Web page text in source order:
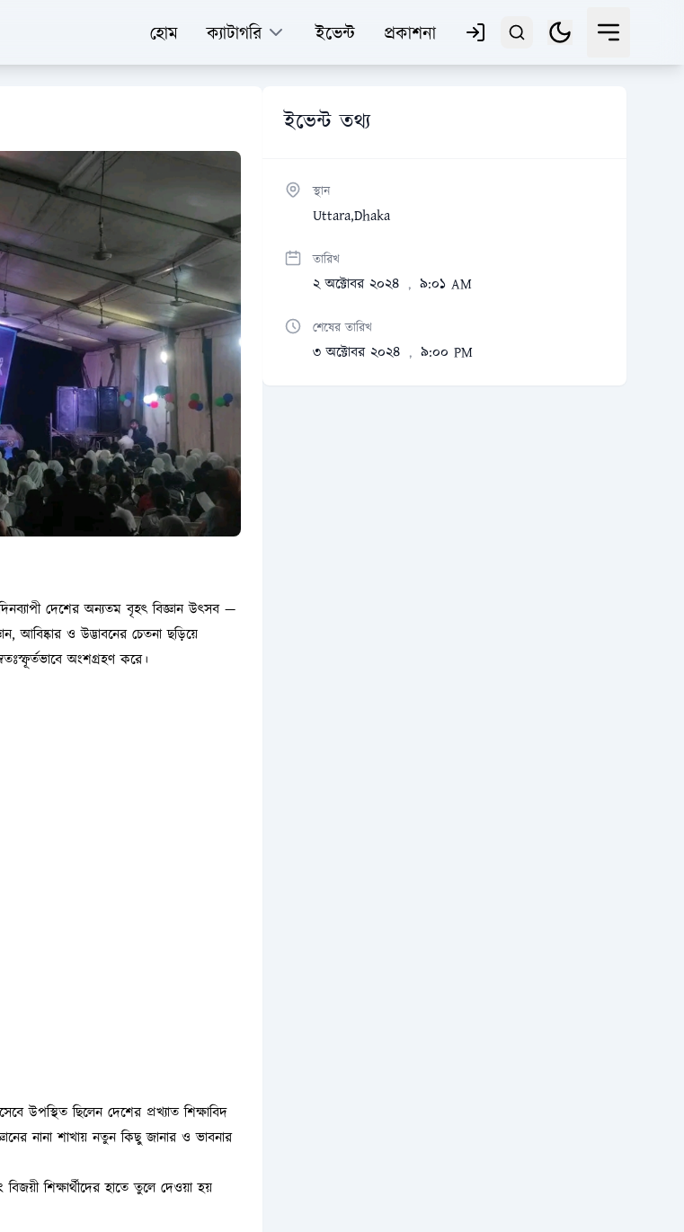
হোম ক্যাটাগরি ইভেন্ট প্রকাশনা
দেশের অন্যতম বৃহৎ বিজ্ঞান উৎসব —
আবিষ্কার ও উদ্ভাবনের চেতনা ছড়িয়ে
অংশগ্রহণ করে।
উপস্থিত ছিলেন দেশের প্রখ্যাত শিক্ষাবিদ
নানা শাখায় নতুন কিছু জানার ও ভাবনার
শিক্ষার্থীদের হাতে তুলে দেওয়া হয়
ইভেন্ট তথ্য
স্থান
Uttara,Dhaka
তারিখ
২ অক্টোবর ২০২৪ , ৯:০১ AM
শেষের তারিখ
৩ অক্টোবর ২০২৪ , ৯:০০ PM